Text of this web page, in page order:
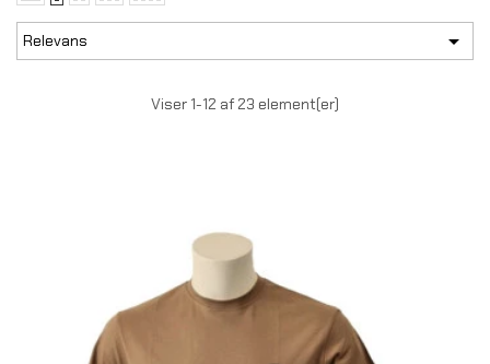
Relevans 
Viser 1-12 af 23 element(er)